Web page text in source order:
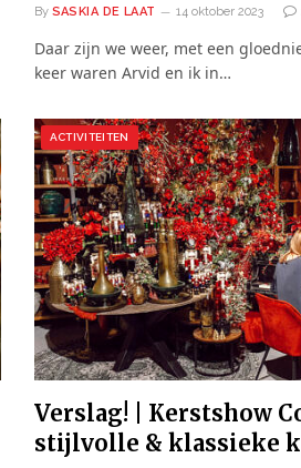
By SASKIA DE LAAT 14 oktober 2023
Daar zijn we weer, met een
keer waren Arvid en ik in…
ACTIVITEITEN
Verslag! | Kerstshow
stijlvolle & klassieke